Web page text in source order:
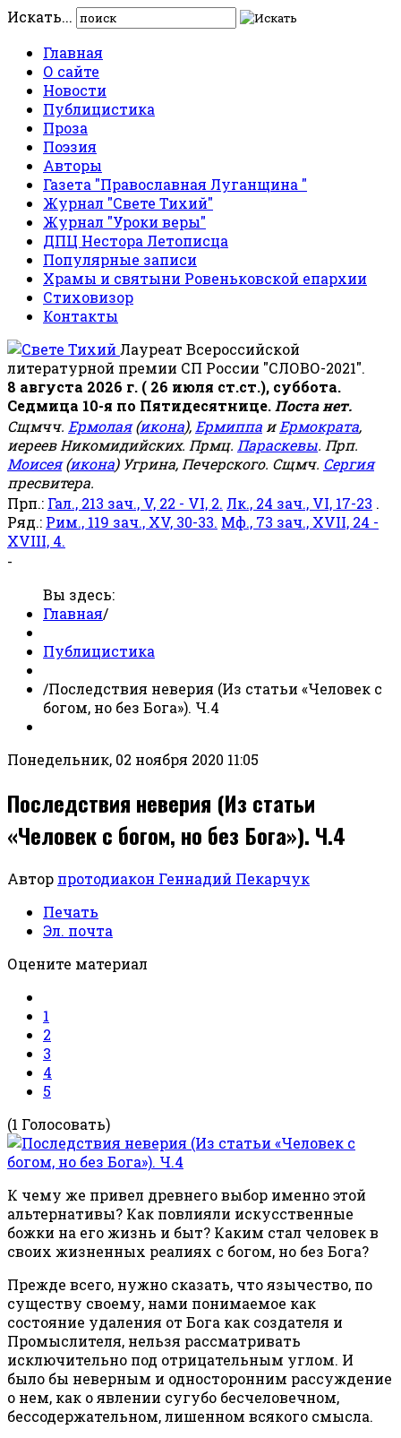
Искать...
Главная
О сайте
Новости
Публицистика
Проза
Поэзия
Авторы
Газета "Православная Луганщина "
Журнал "Свете Тихий"
Журнал "Уроки веры"
ДПЦ Нестора Летописца
Популярные записи
Храмы и святыни Ровеньковской епархии
Стиховизор
Контакты
Лауреат Всероссийской
литературной премии СП России "СЛОВО-2021".
8 августа 2026 г. ( 26 июля ст.ст.), суббота.
Седмица 10-я по Пятидесятнице. Поста нет.
Сщмчч. Ермолая(икона), Ермиппа иЕрмократа,
иереев Никомидийских. Прмц. Параскевы. Прп.
Моисея(икона) Угрина, Печерского. Сщмч. Сергия
пресвитера.
Прп.: Гал., 213 зач., V, 22 - VI, 2. Лк., 24 зач., VI, 17-23 .
Ряд.: Рим., 119 зач., XV, 30-33. Мф., 73 зач., XVII, 24 -
XVIII, 4.
-
Вы здесь:
Главная/
Публицистика
/Последствия неверия (Из статьи «Человек с
богом, но без Бога»). Ч.4
Понедельник, 02 ноября 2020 11:05
Последствия неверия (Из статьи
«Человек с богом, но без Бога»). Ч.4
Автор протодиакон Геннадий Пекарчук
Печать
Эл. почта
Оцените материал
1
2
3
4
5
(1 Голосовать)
К чему же привел древнего выбор именно этой
альтернативы? Как повлияли искусственные
божки на его жизнь и быт? Каким стал человек в
своих жизненных реалиях с богом, но без Бога?
Прежде всего, нужно сказать, что язычество, по
существу своему, нами понимаемое как
состояние удаления от Бога как создателя и
Промыслителя, нельзя рассматривать
исключительно под отрицательным углом. И
было бы неверным и односторонним рассуждение
о нем, как о явлении сугубо бесчеловечном,
бессодержательном, лишенном всякого смысла.